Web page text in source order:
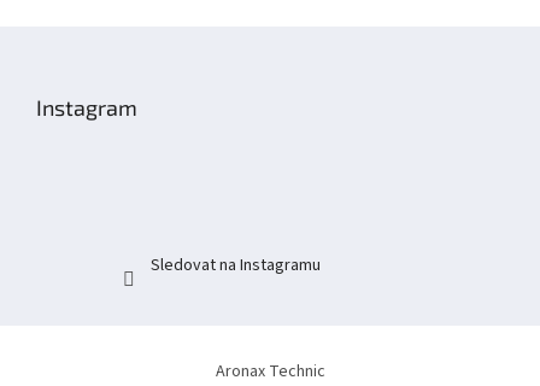
Instagram
Sledovat na Instagramu
Aronax Technic